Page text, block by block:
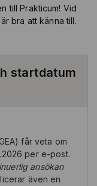
till Prakticum! Vid
bra att känna till.
startdatum
får veta om
per e-post.
ansökan
även en